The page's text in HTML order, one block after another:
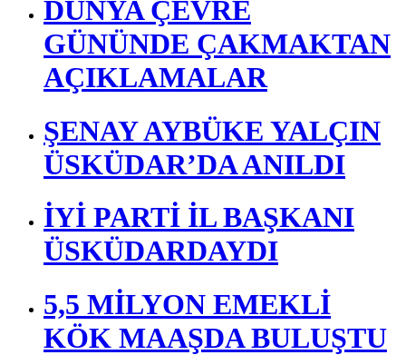
DÜNYA ÇEVRE
GÜNÜNDE ÇAKMAKTAN
AÇIKLAMALAR
ŞENAY AYBÜKE YALÇIN
ÜSKÜDAR’DA ANILDI
İYİ PARTİ İL BAŞKANI
ÜSKÜDARDAYDI
5,5 MİLYON EMEKLİ
KÖK MAAŞDA BULUŞTU